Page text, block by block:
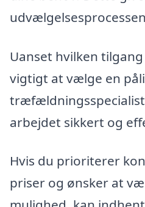
Uanset hvilken
vigtigt at vælge en
arbejdet sikkert og
Hvis du prioriterer
priser og ønsker at